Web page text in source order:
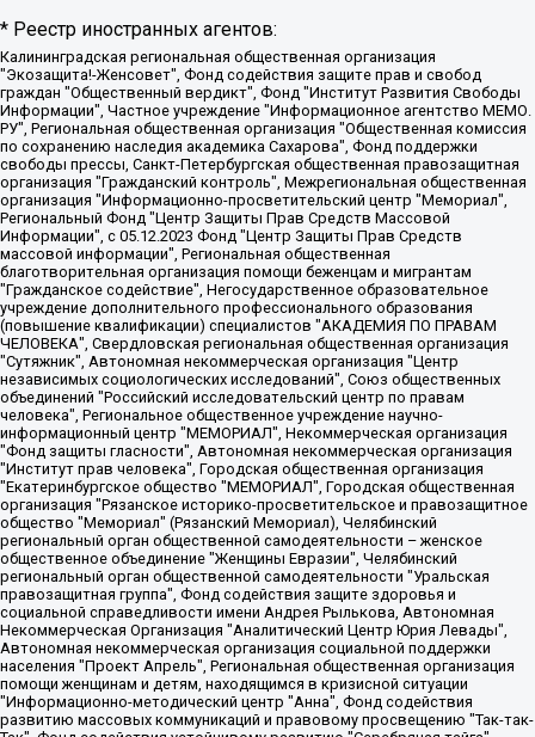
* Реестр иностранных агентов:
Калининградская региональная общественная организация "Экозащита!-Женсовет", Фонд содействия защите прав и свобод граждан "Общественный вердикт", Фонд "Институт Развития Свободы Информации", Частное учреждение "Информационное агентство МЕМО. РУ", Региональная общественная организация "Общественная комиссия по сохранению наследия академика Сахарова", Фонд поддержки свободы прессы, Санкт-Петербургская общественная правозащитная организация "Гражданский контроль", Межрегиональная общественная организация "Информационно-просветительский центр "Мемориал", Региональный Фонд "Центр Защиты Прав Средств Массовой Информации", с 05.12.2023 Фонд "Центр Защиты Прав Средств массовой информации", Региональная общественная благотворительная организация помощи беженцам и мигрантам "Гражданское содействие", Негосударственное образовательное учреждение дополнительного профессионального образования (повышение квалификации) специалистов "АКАДЕМИЯ ПО ПРАВАМ ЧЕЛОВЕКА", Свердловская региональная общественная организация "Сутяжник", Автономная некоммерческая организация "Центр независимых социологических исследований", Союз общественных объединений "Российский исследовательский центр по правам человека", Региональное общественное учреждение научно-информационный центр "МЕМОРИАЛ", Некоммерческая организация "Фонд защиты гласности", Автономная некоммерческая организация "Институт прав человека", Городская общественная организация "Екатеринбургское общество "МЕМОРИАЛ", Городская общественная организация "Рязанское историко-просветительское и правозащитное общество "Мемориал" (Рязанский Мемориал), Челябинский региональный орган общественной самодеятельности – женское общественное объединение "Женщины Евразии", Челябинский региональный орган общественной самодеятельности "Уральская правозащитная группа", Фонд содействия защите здоровья и социальной справедливости имени Андрея Рылькова, Автономная Некоммерческая Организация "Аналитический Центр Юрия Левады", Автономная некоммерческая организация социальной поддержки населения "Проект Апрель", Региональная общественная организация помощи женщинам и детям, находящимся в кризисной ситуации "Информационно-методический центр "Анна", Фонд содействия развитию массовых коммуникаций и правовому просвещению "Так-так-Так", Фонд содействия устойчивому развитию "Серебряная тайга", Свердловский региональный общественный фонд социальных проектов "Новое время", "Idel.Реалии", Кавказ.Реалии, Крым.Реалии, Телеканал Настоящее Время, Татаро-башкирская служба Радио Свобода (Azatliq Radiosi), Радио Свободная Европа/Радио Свобода (PCE/PC), "Сибирь.Реалии", "Фактограф", Благотворительный фонд помощи осужденным и их семьям, Автономная некоммерческая организация "Институт глобализации и социальных движений", Фонд "В защиту прав заключенных", Частное учреждение "Центр поддержки и содействия развитию средств массовой информации", Пензенский региональный общественный благотворительный фонд "Гражданский союз", "Север.Реалии", Некоммерческая организация Фонд "Правовая инициатива", Общество с ограниченной ответственностью "Радио Свободная Европа/Радио Свобода", Чешское информационное агентство "MEDIUM-ORIENT", Красноярская региональная общественная организация "Мы против СПИДа", Камалягин Денис Николаевич, Маркелов Сергей Евгеньевич, Пономарев Лев Александрович, Савицкая Людмила Алексеевна, Автономная некоммерческая организация "Центр по работе с проблемой насилия "НАСИЛИЮ.НЕТ", Межрегиональный профессиональный союз работников здравоохранения "Альянс врачей", Юридическое лицо, зарегистрированное в Латвийской Республике, SIA "Medusa Project" (регистрационный номер 40103797863, дата регистрации 10.06.2014), Некоммерческая организация "Фонд по борьбе с коррупцией", Автономная некоммерческая организация "Институт права и публичной политики", Баданин Роман Сергеевич, Гликин Максим Александрович, Железнова Мария Михайловна, Лукьянова Юлия Сергеевна, Маетная Елизавета Витальевна, Маняхин Петр Борисович, Чуракова Ольга Владимировна, Ярош Юлия Петровна, Юридическое лицо "The Insider SIA", зарегистрированное в Риге, Латвийская Республика (дата регистрации 26.06.2015), являющееся администратором доменного имени интернет-издания "The Insider SIA", https://theins.ru, Постернак Алексей Евгеньевич, Рубин Михаил Аркадьевич, Анин Роман Александрович, Юридическое лицо Istories fonds, зарегистрированное в Латвийской Республике (регистрационный номер 50008295751, дата регистрации 24.02.2020), Великовский Дмитрий Александрович, Долинина Ирина Николаевна, Мароховская Алеся Алексеевна, Шлейнов Роман Юрьевич, Шмагун Олеся Валентиновна, Общество с ограниченной ответственностью "Альтаир 2021", Общество с ограниченной ответственностью "Вега 2021", Общество с ограниченной ответственностью "Главный редактор 2021", Общество с ограниченной ответственностью "Ромашки монолит", Важенков Артем Валерьевич, Ивановская областная общественная организация "Центр гендерных исследований", Гурман Юрий Альбертович, Медиапроект "ОВД-Инфо", Егоров Владимир Владимирович, Жилинский Владимир Александрович, Общество с ограниченной ответственностью "ЗП", Иванова София Юрьевна, Карезина Инна Павловна, Кильтау Екатерина Викторовна, Петров Алексей Викторович, Пискунов Сергей Евгеньевич, Смирнов Сергей Сергеевич, Тихонов Михаил Сергеевич, Общество с ограниченной ответственностью "ЖУРНАЛИСТ-ИНОСТРАННЫЙ АГЕНТ", Арапова Галина Юрьевна, Вольтская Татьяна Анатольевна, Американская компания "Mason G.E.S. Anonymous Foundation" (США), являющаяся владельцем интернет-издания https://mnews.world/, Компания "Stichting Bellingcat", зарегистрированная в Нидерландах (дата регистрации 11.07.2018), Захаров Андрей Вячеславович, Клепиковская Екатерина Дмитриевна, Общество с ограниченной ответственностью "МЕМО", Перл Роман Александрович, Симонов Евгений Алексеевич, Соловьева Елена Анатольевна, Сотников Даниил Владимирович, Сурначева Елизавета Дмитриевна, Автономная некоммерческая организация по защите прав человека и информированию населения "Якутия – Наше Мнение", Общество с ограниченной ответственностью "Москоу диджитал медиа", с 26.01.2023 Общество с ограниченной ответственностью "Чайка Белые сады", Ветошкина Валерия Валерьевна, Заговора Максим Александрович, Межрегиональное общественное движение "Российская ЛГБТ - сеть", Оленичев Максим Владимирович, Павлов Иван Юрьевич, Скворцова Елена Сергеевна, Общество с ограниченной ответственностью "Как бы инагент", Кочетков Игорь Викторович, Общество с ограниченной ответственностью "Честные выборы", Еланчик Олег Александрович, Общество с ограниченной ответственностью "Нобелевский призыв", Гималова Регина Эмилевна, Григорьев Андрей Валерьевич, Григорьева Алина Александровна, Ассоциация по содействию защите прав призывников, альтернативнослужащих и военнослужащих "Правозащитная группа "Гражданин.Армия.Право", Хисамова Регина Фаритовна, Автономная некоммерческая организация по реализации социально-правовых программ "Лилит", Дальневосточное общественное движение "Маяк", Санкт-Петербургская ЛГБТ-инициативная группа "Выход", Инициативная группа ЛГБТ+ "Реверс", Алексеев Андрей Викторович, Бекбулатова Таисия Львовна, Беляев Иван Михайлович, Владыкина Елена Сергеевна, Гельман Марат Александрович, Никульшина Вероника Юрьевна, Толоконникова Надежда Андреевна, Шендерович Виктор Анатольевич, Общество с ограниченной ответственностью "Данное сообщение", Общество с ограниченной ответственностью Издательский дом "Новая глава", Айнбиндер Александра Александровна, Московский комьюнити-центр для ЛГБТ+инициатив, Благотворительный фонд развития филантропии, Deutsche Welle (Германия, Kurt-Schumacher-Strasse 3, 53113 Bonn), Борзунова Мария Михайловна, Воробьев Виктор Викторович, Голубева Анна Львовна, Константинова Алла Михайловна, Малкова Ирина Владимировна, Мурадов Мурад Абдулгалимович, Осетинская Елизавета Николаевна, Понасенков Евгений Николаевич, Ганапольский Матвей Юрьевич, Киселев Евгений Алексеевич, Борухович Ирина Григорьевна, Дремин Иван Тимофеевич, Дубровский Дмитрий Викторович, Красноярская региональная общественная организация поддержки и развития альтернативных образовательных технологий и межкультурных коммуникаций "ИНТЕРРА", Маяковская Екатерина Алексеевна, Фейгин Марк Захарович, Филимонов Андрей Викторович, Дзугкоева Регина Николаевна, Доброхотов Роман Александрович, Дудь Юрий Александрович, Елкин Сергей Владимирович, Кругликов Кирилл Игоревич, Сабунаева Мария Леонидовна, Семенов Алексей Владимирович, Шаинян Карен Багратович, Шульман Екатерина Михайловна, Асафьев Артур Валерьевич, Вахштайн Виктор Семенович, Венедиктов Алексей Алексеевич, Лушникова Екатерина Евгеньевна, Волков Леонид Михайлович, Невзоров Александр Глебович, Пархоменко Сергей Борисович, Сироткин Ярослав Николаевич, Кара-Мурза Владимир Владимирович, Баранова Наталья Владимировна, Гозман Леонид Яковлевич, Кагарлицкий Борис Юльевич, Климарев Михаил Валерьевич, Милов Владимир Станиславович, Автономная некоммерческая организация Краснодарский центр современного искусства "Типография", Моргенштерн Алишер Тагирович, Соболь Любовь Эдуардовна, Общество с ограниченной ответственностью "ЛИЗА НОРМ", Каспаров Гарри Кимович, Ходорковский Михаил Борисович, Общество с ограниченной ответственностью "Апрельские тезисы", Данилович Ирина Брониславовна, Кашин Олег Владимирович, Петров Николай Владимирович, Пивоваров Алексей Владимирович, Соколов Михаил Владимирович, Цветкова Юлия Владимировна, Чичваркин Евгений Александрович, Комитет против пыток/Команда против пыток, Общество с ограниченной ответственностью "Первый научный", Общество с ограниченной ответственностью "Вертолет и ко", Белоцерковская Вероника Борисовна, Кац Максим Евгеньевич, Лазарева Татьяна Юрьевна, Шаведдинов Руслан Табризович, Яшин Илья Валерьевич, Общество с ограниченной ответственностью "Иноагент ААВ", Алешковский Дмитрий Петрович, Альбац Евгения Марковна, Быков Дмитрий Львович, Галямина Юлия Евгеньевна, Лойко Сергей Леонидович, Мартынов Кирилл Константинович, Медведев Сергей Александрович, Крашенинников Федор Геннадиевич, Гордеева Катерина Вл